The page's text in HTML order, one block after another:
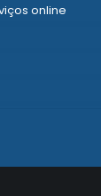
online